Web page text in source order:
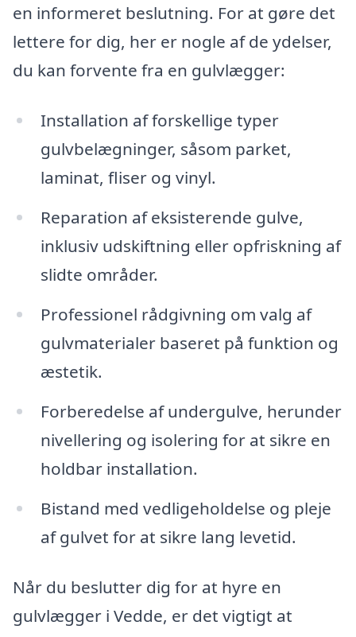
en informeret beslutning. For at gøre det
lettere for dig, her er nogle af de ydelser,
du kan forvente fra en gulvlægger:
Installation af forskellige typer
gulvbelægninger, såsom parket,
laminat, fliser og vinyl.
Reparation af eksisterende gulve,
inklusiv udskiftning eller opfriskning af
slidte områder.
Professionel rådgivning om valg af
gulvmaterialer baseret på funktion og
æstetik.
Forberedelse af undergulve, herunder
nivellering og isolering for at sikre en
holdbar installation.
Bistand med vedligeholdelse og pleje
af gulvet for at sikre lang levetid.
Når du beslutter dig for at hyre en
gulvlægger i Vedde, er det vigtigt at